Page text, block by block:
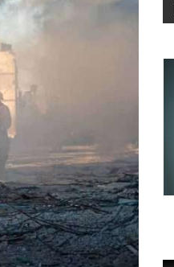
erscheint derzeit
als ein Krieg“